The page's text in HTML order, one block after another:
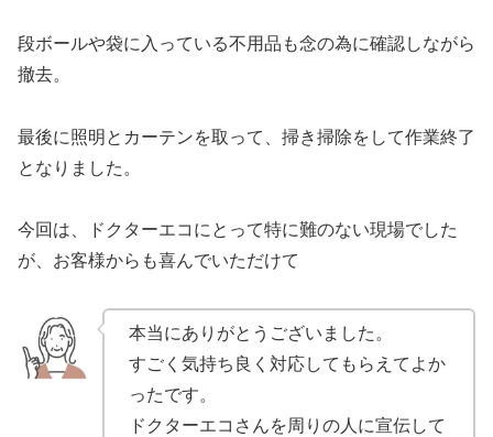
段ボールや袋に入っている不用品も念の為に確認しながら
撤去。
最後に照明とカーテンを取って、掃き掃除をして作業終了
となりました。
今回は、ドクターエコにとって特に難のない現場でした
が、お客様からも喜んでいただけて
本当にありがとうございました。
すごく気持ち良く対応してもらえてよか
ったです。
ドクターエコさんを周りの人に宣伝して